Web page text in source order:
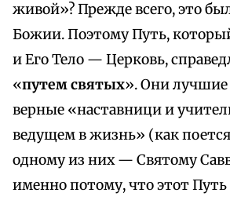
живой»? Прежде всего, это
Божии. Поэтому Путь,
и Его Тело — Церковь,
«путем святых». Они лучшие
верные «наставници и
ведущем в жизнь» (как
одному из них — Святому
именно потому, что этот